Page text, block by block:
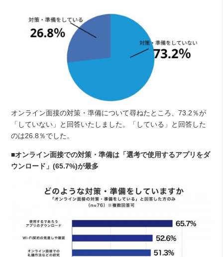
オンライン面接の対策・準備について尋ねたところ、73.2％が
「していない」と回答いたしました。「している」と回答した
のは26.8％でした。
■オンライン面接での対策・準備は「選考で使用するアプリをダ
ウンロード」(65.7%)が最多